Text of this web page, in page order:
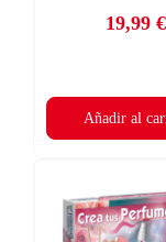
Precio
19,99 €
Añadir al
CREAR